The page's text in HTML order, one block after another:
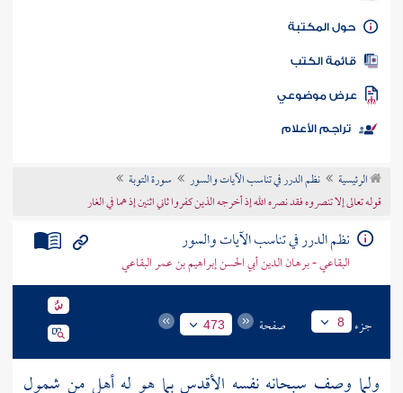
كتاب الأمة
المكتبة
الكتب
موضوعي
تراجم الأعلام
الرئيسية نظم الدرر في تناسب الآيات والسور
سورة التوبة
قوله تعالى إلا تنصروه فقد نصره الله إذ أخرجه الذين كفروا ثاني اثنين إذ هما في الغار
نظم الدرر في تناسب الآيات والسور
البقاعي - برهان الدين أبي الحسن إبراهيم بن عمر البقاعي
جزء 8 صفحة 473
ولما وصف سبحانه نفسه الأقدس بما هو له أهل من شمول